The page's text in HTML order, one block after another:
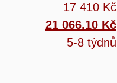
17 410 Kč
21 066,10 Kč
5-8 týdnů